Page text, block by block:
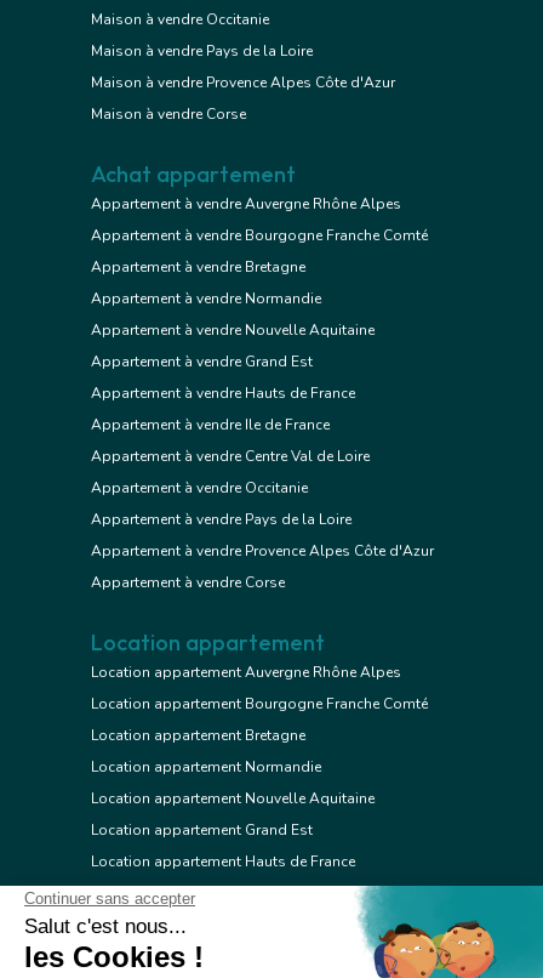
Maison à vendre Occitanie
Maison à vendre Pays de la Loire
Maison à vendre Provence Alpes Côte d'Azur
Maison à vendre Corse
Achat appartement
Appartement à vendre Auvergne Rhône Alpes
Appartement à vendre Bourgogne Franche Comté
Appartement à vendre Bretagne
Appartement à vendre Normandie
Appartement à vendre Nouvelle Aquitaine
Appartement à vendre Grand Est
Appartement à vendre Hauts de France
Appartement à vendre Ile de France
Appartement à vendre Centre Val de Loire
Appartement à vendre Occitanie
Appartement à vendre Pays de la Loire
Appartement à vendre Provence Alpes Côte d'Azur
Appartement à vendre Corse
Location appartement
Location appartement Auvergne Rhône Alpes
Location appartement Bourgogne Franche Comté
Location appartement Bretagne
Location appartement Normandie
Location appartement Nouvelle Aquitaine
Location appartement Grand Est
Location appartement Hauts de France
Location appartement Ile de France
Location appartement Centre Val de Loire
Location appartement Occitanie